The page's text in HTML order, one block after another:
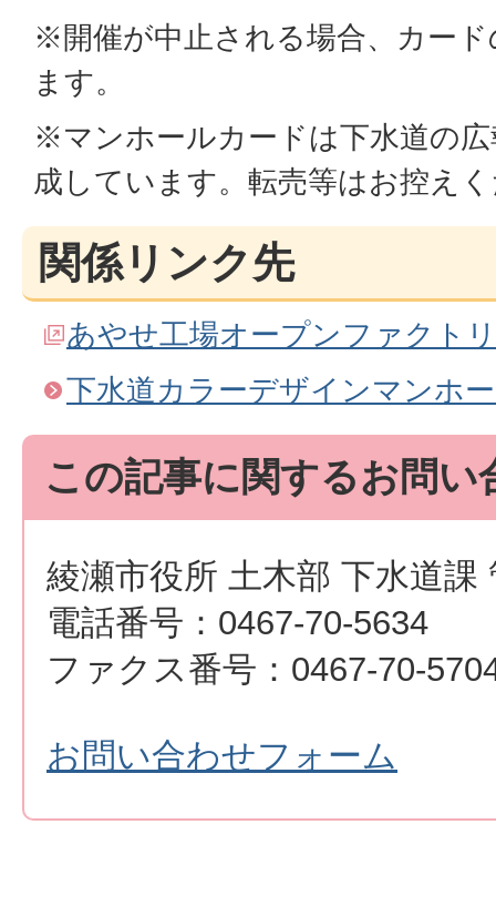
※開催が中止される場合、カー
ます。
※マンホールカードは下水道の
成しています。転売等はお控え
関係リンク先
あやせ工場オープンファクト
下水道カラーデザインマンホ
この記事に関するお問い
綾瀬市役所 土木部 下水道課
電話番号：0467-70-5634
ファクス番号：0467-70-
お問い合わせフォーム